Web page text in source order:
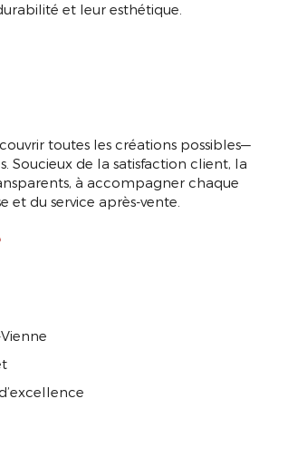
et leur esthétique.
toutes les créations possibles—
Soucieux de la satisfaction client, la
à accompagner chaque
et du service après-vente.